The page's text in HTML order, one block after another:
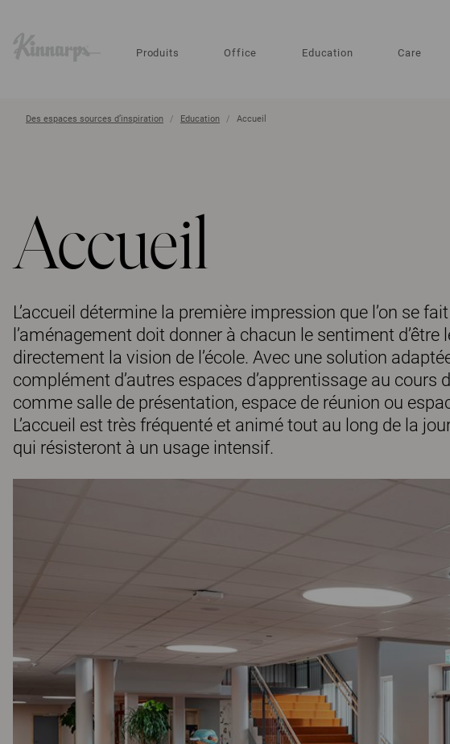
Produits Office Education Care
Des espaces sources d’inspiration Education Accueil
Accueil
L’accueil détermine la première impression que l’on se fait
l’aménagement doit donner à chacun le sentiment d’être
directement la vision de l’école. Avec une solution
complément d’autres espaces d’apprentissage au cours
comme salle de présentation, espace de réunion ou
L’accueil est très fréquenté et animé tout au long de la
qui résisteront à un usage intensif.